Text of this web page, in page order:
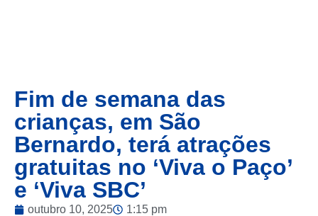
Fim de semana das
crianças, em São
Bernardo, terá atrações
gratuitas no ‘Viva o Paço’
e ‘Viva SBC’
outubro 10, 2025 1:15 pm